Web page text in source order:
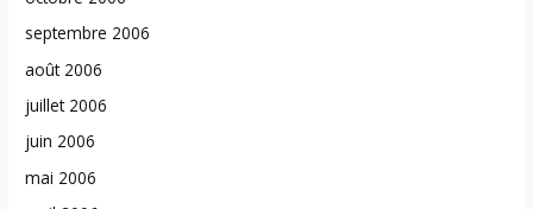
septembre 2006
août 2006
juillet 2006
juin 2006
mai 2006